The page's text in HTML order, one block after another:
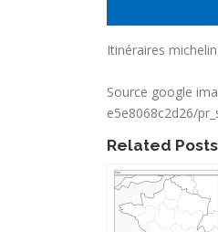
Itinéraires
Source google
e5e8068c2d26/
Related